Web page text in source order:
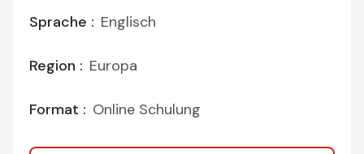
Sprache : Englisch
Region : Europa
Format : Online Schulung